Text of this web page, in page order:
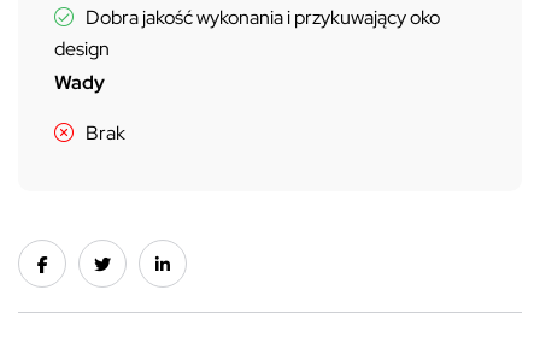
Dobra jakość wykonania i przykuwający oko
design
Wady
Brak